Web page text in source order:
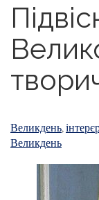
Великдень,
Великдень